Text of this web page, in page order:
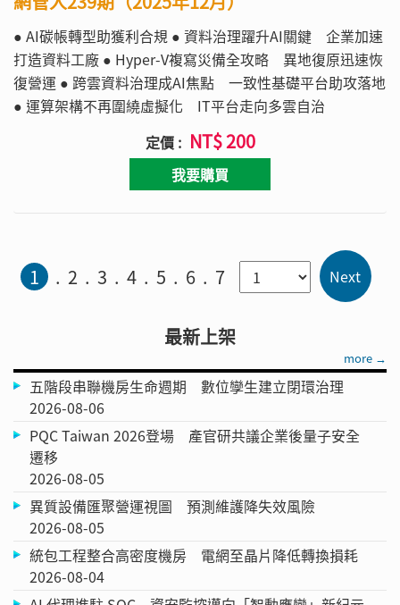
● AI碳帳轉型助獲利合規 ● 資料治理躍升AI關鍵 企業加速
打造資料工廠 ● Hyper-V複寫災備全攻略 異地復原迅速恢
復營運 ● 跨雲資料治理成AI焦點 一致性基礎平台助攻落地
● 運算架構不再圍繞虛擬化 IT平台走向多雲自治
定價 : NT$ 200
我要購買
1 2 3 4 5 6 7
最新上架
more →
五階段串聯機房生命週期 數位孿生建立閉環治理
2026-08-06
PQC Taiwan 2026登場 產官研共議企業後量子安全
遷移
2026-08-05
異質設備匯聚營運視圖 預測維護降失效風險
2026-08-05
統包工程整合高密度機房 電網至晶片降低轉換損耗
2026-08-04